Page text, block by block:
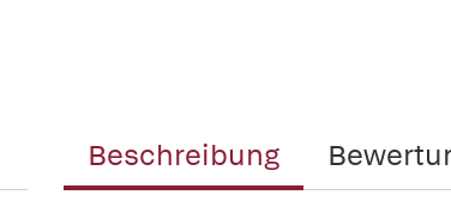
Beschreibung